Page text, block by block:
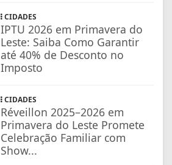
CIDADES
IPTU 2026 em Primavera do
Leste: Saiba Como Garantir
até 40% de Desconto no
Imposto
CIDADES
Réveillon 2025–2026 em
Primavera do Leste Promete
Celebração Familiar com
Show...